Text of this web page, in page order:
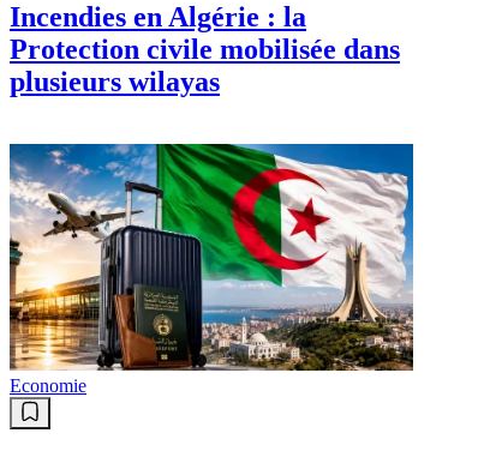
Incendies en Algérie : la
Protection civile mobilisée dans
plusieurs wilayas
Economie